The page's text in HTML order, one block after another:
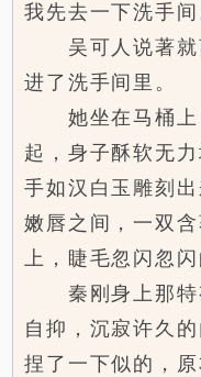
我先去一下洗手间
吴可人说著就
进了洗手间里。
她坐在马桶上
起，身子酥软无
手如汉白玉雕刻
嫩唇之间，一双
上，睫毛忽闪忽闪
秦刚身上那特
自抑，沉寂许久
捏了一下似的，